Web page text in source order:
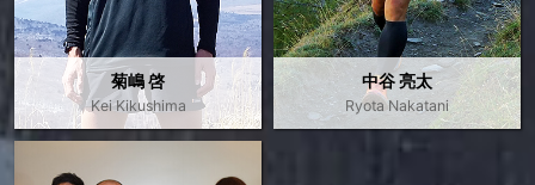
菊嶋 啓
Kei Kikushima
中谷 亮太
Ryota Nakatani